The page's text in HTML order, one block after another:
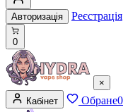
Авторизація Реєстрація
0
×
Кабінет
Обране0